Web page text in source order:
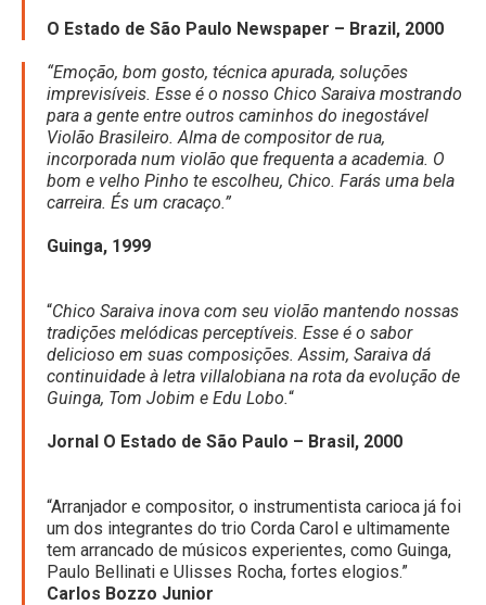
O Estado de São Paulo Newspaper – Brazil, 2000
“Emoção, bom gosto, técnica apurada, soluções
imprevisíveis. Esse é o nosso Chico Saraiva mostrando
para a gente entre outros caminhos do inegostável
Violão Brasileiro. Alma de compositor de rua,
incorporada num violão que frequenta a academia. O
bom e velho Pinho te escolheu, Chico. Farás uma bela
carreira. És um cracaço.”
Guinga, 1999
“Chico Saraiva inova com seu violão mantendo nossas
tradições melódicas perceptíveis. Esse é o sabor
delicioso em suas composições. Assim, Saraiva dá
continuidade à letra villalobiana na rota da evolução de
Guinga, Tom Jobim e Edu Lobo.“
Jornal O Estado de São Paulo – Brasil, 2000
“Arranjador e compositor, o instrumentista carioca já foi
um dos integrantes do trio Corda Carol e ultimamente
tem arrancado de músicos experientes, como Guinga,
Paulo Bellinati e Ulisses Rocha, fortes elogios.”
Carlos Bozzo Junior